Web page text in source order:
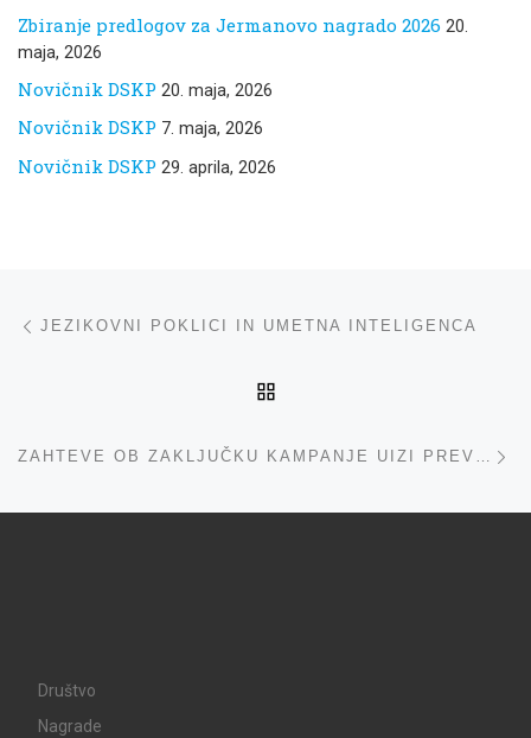
Zbiranje predlogov za Jermanovo nagrado 2026 20.
maja, 2026
Novičnik DSKP 20. maja, 2026
Novičnik DSKP 7. maja, 2026
Novičnik DSKP 29. aprila, 2026
Navigacija med prispevki
JEZIKOVNI POKLICI IN UMETNA INTELIGENCA
ZAHTEVE OB ZAKLJUČKU KAMPANJE UIZI PREVEDENO. UIZI ZGREŠENO.
Društvo
Nagrade